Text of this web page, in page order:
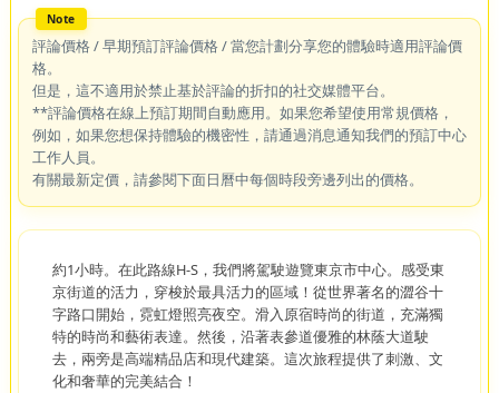
評論價格 / 早期預訂評論價格 / 當您計劃分享您的體驗時適用評論價
格。
但是，這不適用於禁止基於評論的折扣的社交媒體平台。
**評論價格在線上預訂期間自動應用。如果您希望使用常規價格，
例如，如果您想保持體驗的機密性，請通過消息通知我們的預訂中心
工作人員。
有關最新定價，請參閱下面日曆中每個時段旁邊列出的價格。
約1小時。在此路線H-S，我們將駕駛遊覽東京市中心。感受東
京街道的活力，穿梭於最具活力的區域！從世界著名的澀谷十
字路口開始，霓虹燈照亮夜空。滑入原宿時尚的街道，充滿獨
特的時尚和藝術表達。然後，沿著表參道優雅的林蔭大道駛
去，兩旁是高端精品店和現代建築。這次旅程提供了刺激、文
化和奢華的完美結合！